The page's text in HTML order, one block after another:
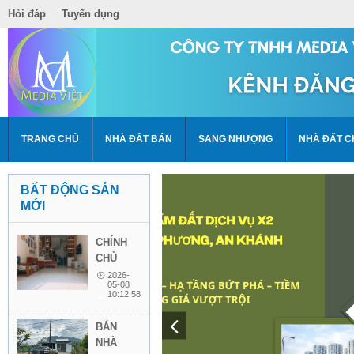
Hỏi đáp Tuyển dụng
TRANG CHỦ NHÀ ĐẤT BÁN SANG NHƯỢNG NHÀ ĐẤT
BẤT ĐỘNG SẢN
MỚI
CHÍNH
CHỦ
BÁN
NHÀ 4
TUM –
NGAY
2026-
05-08
10:12:58
BÁN
NHÀ